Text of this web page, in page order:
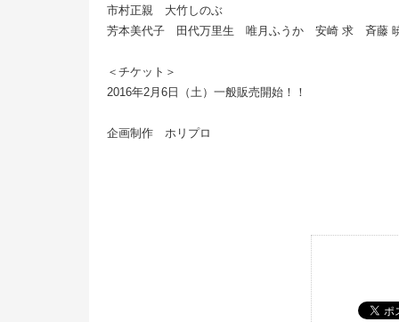
市村正親 大竹しのぶ
芳本美代子 田代万里生 唯月ふうか 安崎 求 斉藤
＜チケット＞
2016年2月6日（土）一般販売開始！！
企画制作 ホリプロ